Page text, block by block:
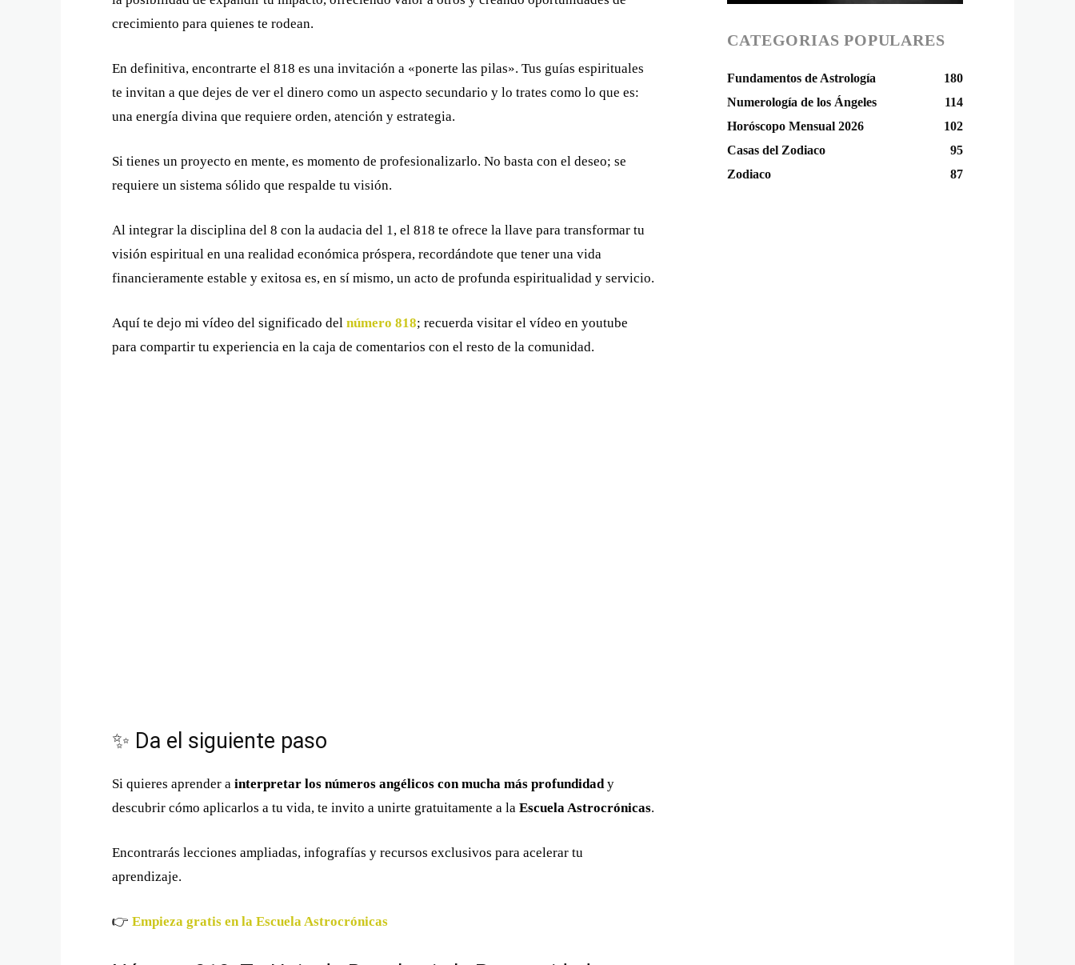
crecimiento para quienes te rodean.
En definitiva, encontrarte el 818 es una invitación a «ponerte las pilas». Tus guías espirituales
te invitan a que dejes de ver el dinero como un aspecto secundario y lo trates como lo que es:
una energía divina que requiere orden, atención y estrategia.
Si tienes un proyecto en mente, es momento de profesionalizarlo. No basta con el deseo; se
requiere un sistema sólido que respalde tu visión.
Al integrar la disciplina del 8 con la audacia del 1, el 818 te ofrece la llave para transformar tu
visión espiritual en una realidad económica próspera, recordándote que tener una vida
financieramente estable y exitosa es, en sí mismo, un acto de profunda espiritualidad y servicio.
Aquí te dejo mi vídeo del significado del número 818; recuerda visitar el vídeo en youtube
para compartir tu experiencia en la caja de comentarios con el resto de la comunidad.
✨ Da el siguiente paso
Si quieres aprender a interpretar los números angélicos con mucha más profundidady
descubrir cómo aplicarlos a tu vida, te invito a unirte gratuitamente a la Escuela Astrocrónicas.
Encontrarás lecciones ampliadas, infografías y recursos exclusivos para acelerar tu
aprendizaje.
👉 Empieza gratis en la Escuela Astrocrónicas
CATEGORIAS POPULARES
Fundamentos de Astrología
180
Numerología de los Ángeles
114
Horóscopo Mensual 2026
102
Casas del Zodiaco
95
Zodiaco
87